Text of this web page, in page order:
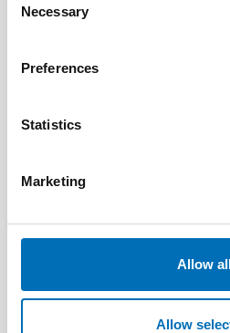
Selection
Necessary
Preferences
Statistics
Marketing
Allow
Allow